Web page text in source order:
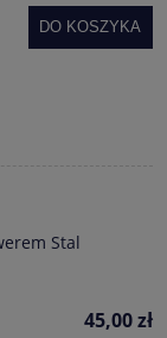
DO KOSZYKA
Stal
45,00 zł